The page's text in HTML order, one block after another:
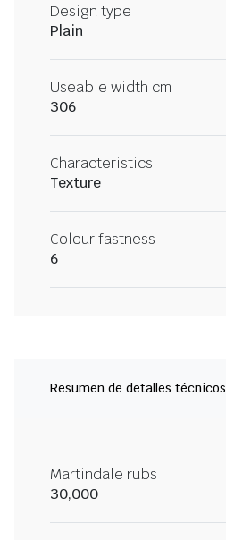
Design type
Plain
Useable width cm
306
Characteristics
Texture
Colour fastness
6
Resumen de detalles técnicos
Martindale rubs
30,000